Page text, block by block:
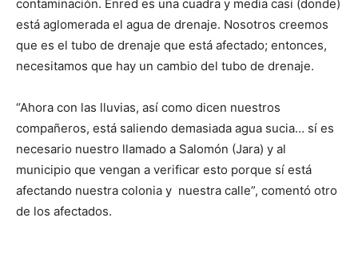
contaminación. Enred es una cuadra y media casi (donde)
está aglomerada el agua de drenaje. Nosotros creemos
que es el tubo de drenaje que está afectado; entonces,
necesitamos que hay un cambio del tubo de drenaje.
“Ahora con las lluvias, así como dicen nuestros
compañeros, está saliendo demasiada agua sucia… sí es
necesario nuestro llamado a Salomón (Jara) y al
municipio que vengan a verificar esto porque sí está
afectando nuestra colonia y nuestra calle”, comentó otro
de los afectados.